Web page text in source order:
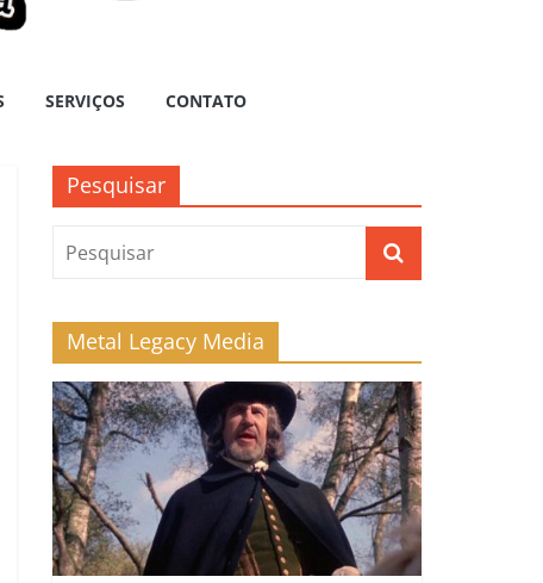
SERVIÇOS CONTATO
Pesquisar
Metal Legacy Media